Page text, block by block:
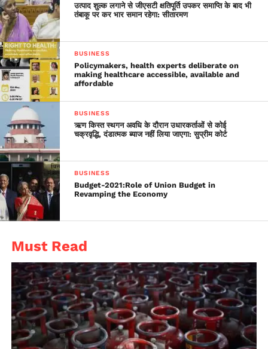
उत्पाद शुल्क लगाने से जीएसटी क्षतिपूर्ति उपकर समाप्ति के बाद भी
तंबाकू पर कर भार समान रहेगा: सीतारमण
BUSINESS
Policymakers, health experts deliberate on
making healthcare accessible, available and
affordable
BUSINESS
ऋण किस्त स्थगन अवधि के दौरान उधारकर्ताओं से कोई
चक्रवृद्धि, दंडात्मक ब्याज नहीं लिया जाएगा: सुप्रीम कोर्ट
BUSINESS
Budget-2021:Role of Union Budget in
Revamping the Economy
Must Read